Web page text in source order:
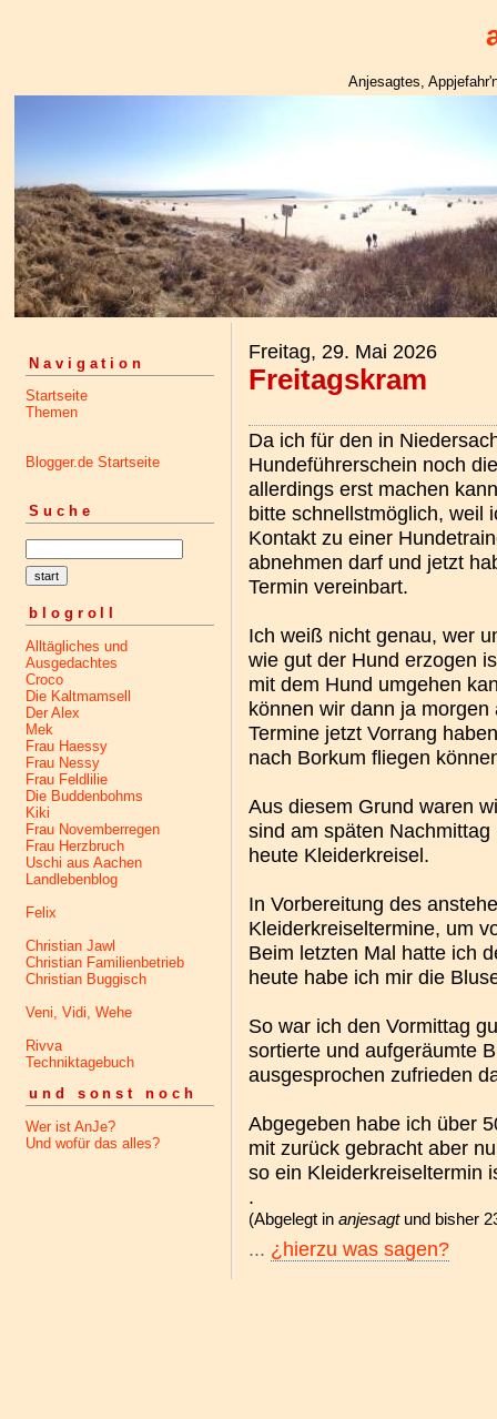
Anjesagtes,
Navigation
Startseite
Themen
Blogger.de Startseite
Suche
blogroll
Alltägliches und
Ausgedachtes
Croco
Die Kaltmamsell
Der Alex
Mek
Frau Haessy
Frau Nessy
Frau Feldlilie
Die Buddenbohms
Kiki
Frau Novemberregen
Frau Herzbruch
Uschi aus Aachen
Landlebenblog
Felix
Christian Jawl
Christian Familienbetrieb
Christian Buggisch
Veni, Vidi, Wehe
Rivva
Techniktagebuch
und sonst noch
Wer ist AnJe?
Und wofür das alles?
Freitag, 29. Mai 2026
Freitagskram
Da ich für den in
Hundeführerschein noch
allerdings erst machen
bitte schnellstmöglich, weil
Kontakt zu einer
abnehmen darf und jetzt
Termin vereinbart.
Ich weiß nicht genau, wer
wie gut der Hund erzogen
mit dem Hund umgehen
können wir dann ja
Termine jetzt Vorrang
nach Borkum fliegen
Aus diesem Grund waren
sind am späten
heute Kleiderkreisel.
In Vorbereitung des
Kleiderkreiseltermine, um
Beim letzten Mal hatte ich
heute habe ich mir die
So war ich den Vormittag
sortierte und aufgeräumte
ausgesprochen zufrieden
Abgegeben habe ich über
mit zurück gebracht aber
so ein Kleiderkreiseltermin
.
(Abgelegt in anjesagtund bisher
... ¿hierzu was sagen?